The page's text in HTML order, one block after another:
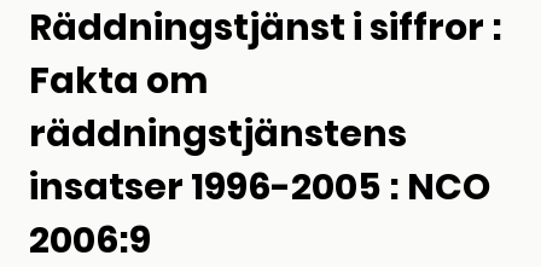
Räddningstjänst i siffror :
Fakta om
räddningstjänstens
insatser 1996-2005 : NCO
2006:9